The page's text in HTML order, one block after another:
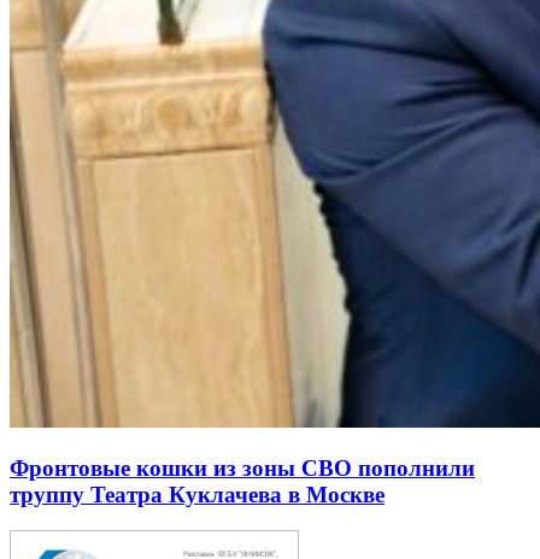
Фронтовые кошки из зоны СВО пополнили
труппу Театра Куклачева в Москве